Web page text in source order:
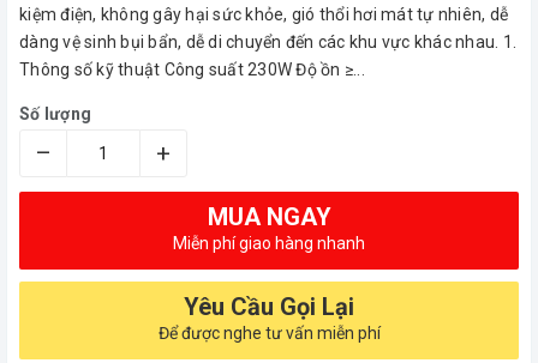
kiệm điện, không gây hại sức khỏe, gió thổi hơi mát tự nhiên, dễ
dàng vệ sinh bụi bẩn, dễ di chuyển đến các khu vực khác nhau. 1.
Thông số kỹ thuật Công suất 230W Độ ồn ≥...
Số lượng
– +
MUA NGAY
Miễn phí giao hàng nhanh
Yêu Cầu Gọi Lại
Để được nghe tư vấn miễn phí